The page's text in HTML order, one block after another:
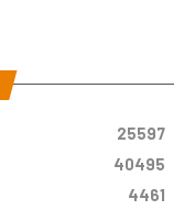
25597
40495
4461